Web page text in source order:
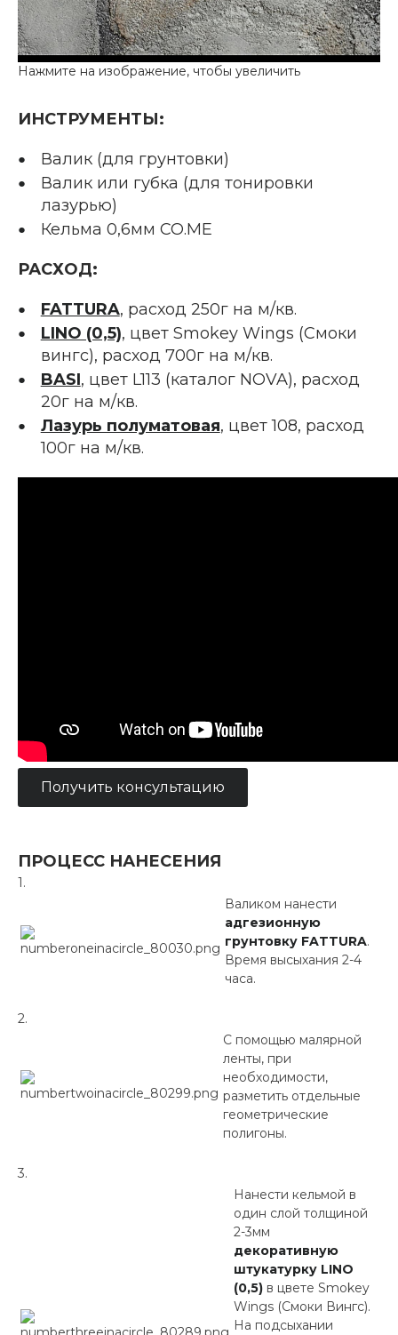
ИНСТРУМЕНТЫ:
Валик (для грунтовки)
Валик или губка (для тонировки
лазурью)
Кельма 0,6мм CO.ME
РАСХОД:
FATTURA, расход 250г на м/кв.
LINO (0,5), цвет Smokey Wings (Смоки
вингс), расход 700г на м/кв.
BASI, цвет L113 (каталог NOVA), расход
20г на м/кв.
Лазурь полуматовая, цвет 108, расход
100г на м/кв.
Получить консультацию
ПРОЦЕСС НАНЕСЕНИЯ
Валиком нанести
адгезионную
грунтовку FATTURA.
Время высыхания 2-4
часа.
С помощью малярной
ленты, при
необходимости,
разметить отдельные
геометрические
полигоны.
Нанести кельмой в
один слой толщиной
2-3мм
декоративную
штукатурку LINO
(0,5) в цвете Smokey
Wings (Смоки Вингс).
На подсыхании